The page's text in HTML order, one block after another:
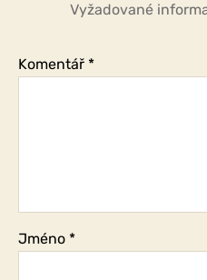
Vyžadované
Komentář *
Jméno *